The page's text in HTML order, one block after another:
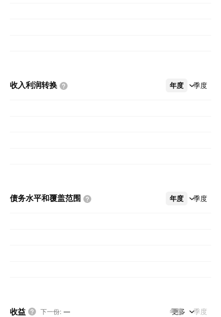
收入利润转换 年度 季度
更多
债务水平和覆盖范围 年度 季度
更多
收益 下一份: — 年度 季度
更多